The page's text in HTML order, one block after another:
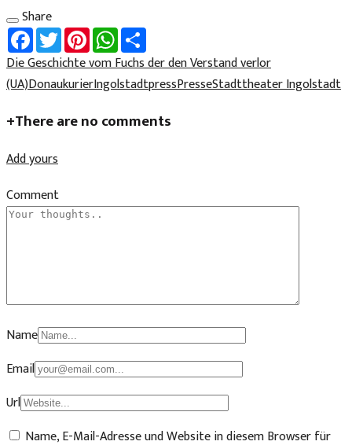
Share
FacebookTwitterPinterestWhatsApp
Die Geschichte vom Fuchs der den Verstand verlor
(UA)DonaukurierIngolstadtpressPresseStadttheater Ingolstadt
+There are no comments
Add yours
Comment
Name
Email
Url
Name, E-Mail-Adresse und Website in diesem Browser für